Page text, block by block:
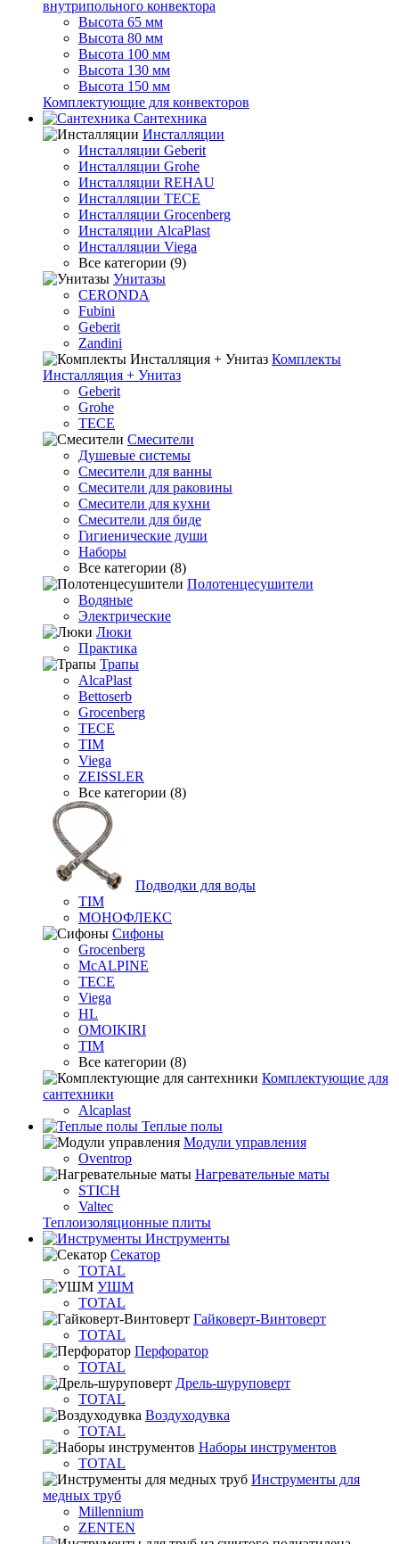
внутрипольного конвектора
Высота 65 мм
Высота 80 мм
Высота 100 мм
Высота 130 мм
Высота 150 мм
Комплектующие для конвекторов
Сантехника
Инсталляции
Инсталляции Geberit
Инсталляции Grohe
Инсталляции REHAU
Инсталляции TECE
Инсталляции Grocenberg
Инсталяции AlcaPlast
Инсталляции Viega
Все категории (9)
Унитазы
CERONDA
Fubini
Geberit
Zandini
Комплекты
Инсталляция + Унитаз
Geberit
Grohe
TECE
Смесители
Душевые системы
Смесители для ванны
Смесители для раковины
Смесители для кухни
Смесители для биде
Гигиенические души
Наборы
Все категории (8)
Полотенцесушители
Водяные
Электрические
Люки
Практика
Трапы
AlcaPlast
Bettoserb
Grocenberg
TECE
TIM
Viega
ZEISSLER
Все категории (8)
Подводки для воды
TIM
МОНОФЛЕКС
Сифоны
Grocenberg
McALPINE
TECE
Viega
HL
OMOIKIRI
TIM
Все категории (8)
Комплектующие для
сантехники
Alcaplast
Теплые полы
Модули управления
Oventrop
Нагревательные маты
STICH
Valtec
Теплоизоляционные плиты
Инструменты
Секатор
TOTAL
УШМ
TOTAL
Гайковерт-Винтоверт
TOTAL
Перфоратор
TOTAL
Дрель-шуруповерт
TOTAL
Воздуходувка
TOTAL
Наборы инструментов
TOTAL
Инструменты для
медных труб
Millennium
ZENTEN